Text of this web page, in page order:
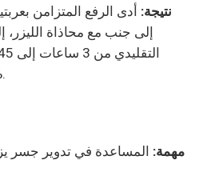
نتيجة:
إلى جنب مع محاذاة الليزر،
مهمة: